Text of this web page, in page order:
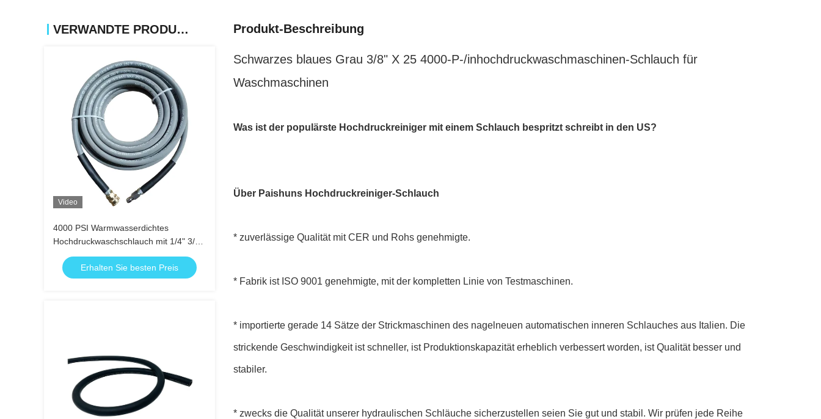
VERWANDTE PRODUKTE
Video
4000 PSI Warmwasserdichtes
Hochdruckwaschschlauch mit 1/4" 3/8"
ID für Teppichreinigungssysteme
Erhalten Sie besten Preis
Produkt-Beschreibung
Schwarzes blaues Grau 3/8" X 25 4000-P-/inhochdruckwaschmaschinen-Schlauch für
Waschmaschinen
Was ist der populärste Hochdruckreiniger mit einem Schlauch bespritzt schreibt in den US?
Über Paishuns Hochdruckreiniger-Schlauch
* zuverlässige Qualität mit CER und Rohs genehmigte.
* Fabrik ist ISO 9001 genehmigte, mit der kompletten Linie von Testmaschinen.
* importierte gerade 14 Sätze der Strickmaschinen des nagelneuen automatischen inneren Schlauches aus Italien. Die
strickende Geschwindigkeit ist schneller, ist Produktionskapazität erheblich verbessert worden, ist Qualität besser und
stabiler.
* zwecks die Qualität unserer hydraulischen Schläuche sicherzustellen seien Sie gut und stabil. Wir prüfen jede Reihe